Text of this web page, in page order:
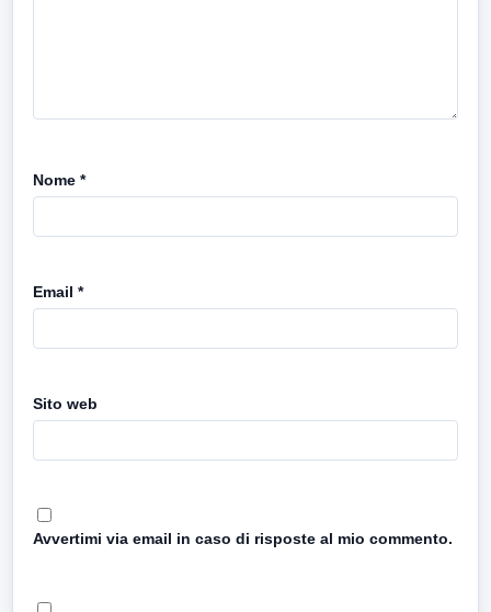
Nome *
Email *
Sito web
Avvertimi via email in caso di risposte al mio commento.